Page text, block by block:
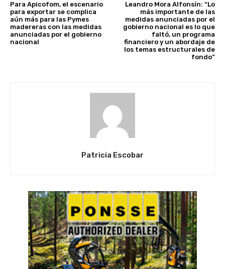
Para Apicofom, el escenario
para exportar se complica
aún más para las Pymes
madereras con las medidas
anunciadas por el gobierno
nacional
Leandro Mora Alfonsín: “Lo
más importante de las
medidas anunciadas por el
gobierno nacional es lo que
faltó, un programa
financiero y un abordaje de
los temas estructurales de
fondo”
Patricia Escobar